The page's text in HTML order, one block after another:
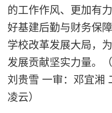
的工作作风、更加有
好基建后勤与财务保
学校改革发展大局，
发展贡献坚实力量。
刘贵雪 一审：邓宜湘
凌云）